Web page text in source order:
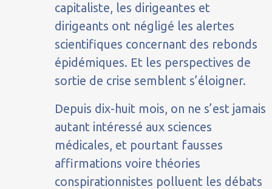
capitaliste, les dirigeantes et
dirigeants ont négligé les alertes
scientifiques concernant des rebonds
épidémiques. Et les perspectives de
sortie de crise semblent s’éloigner.
Depuis dix-huit mois, on ne s’est jamais
autant intéressé aux sciences
médicales, et pourtant fausses
affirmations voire théories
conspirationnistes polluent les débats